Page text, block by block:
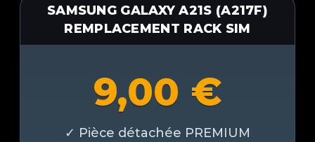
SAMSUNG GALAXY A21S (A217F)
REMPLACEMENT RACK SIM
9,00 €